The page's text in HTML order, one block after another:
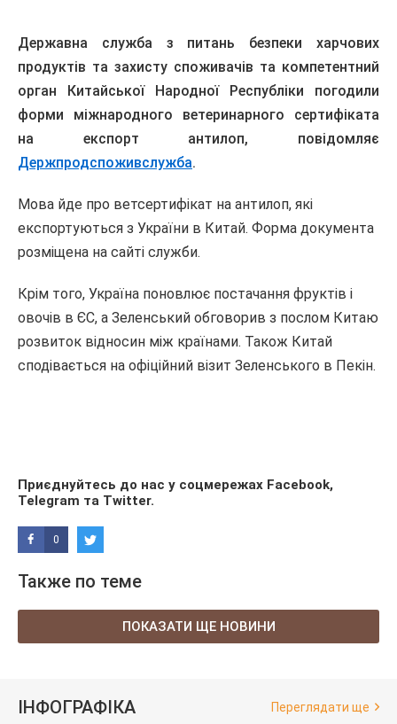
Державна служба з питань безпеки харчових
продуктів та захисту споживачів та компетентний
орган Китайської Народної Республіки погодили
форми міжнародного ветеринарного сертифіката
на експорт антилоп, повідомляє
Держпродспоживслужба.
Мова йде про ветсертифікат на антилоп, які
експортуються з України в Китай. Форма документа
розміщена на сайті служби.
Крім того, Україна поновлює постачання фруктів і
овочів в ЄС, а Зеленський обговорив з послом Китаю
розвиток відносин між країнами. Також Китай
сподівається на офіційний візит Зеленського в Пекін.
Приєднуйтесь до нас у соцмережах Facebook,
Telegram та Twitter.
0
Также по теме
ПОКАЗАТИ ЩЕ НОВИНИ
ІНФОГРАФІКА Переглядати ще